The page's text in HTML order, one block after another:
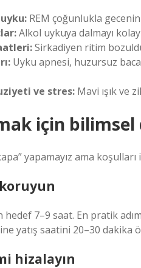
REM çoğunlukla
Alkol uykuya dalmayı
Sirkadiyen ritim
Uyku apnesi, huzursuz
ve stres: Mavi ışık ve
için
yapamayız ama
7–9 saat. En pratik
yatış saatini 20–30 dakika
hizalayın